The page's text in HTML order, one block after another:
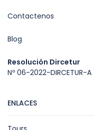
Contactenos
Blog
Resolución Dircetur
Nº 06-2022-DIRCETUR-A
ENLACES